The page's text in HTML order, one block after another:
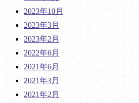
2023年10月
2023年3月
2023年2月
2022年6月
2021年6月
2021年3月
2021年2月